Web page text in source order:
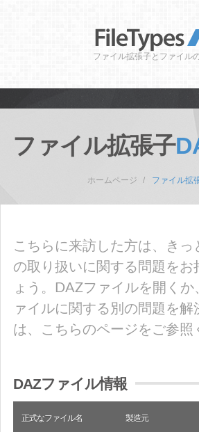
ファイル拡張子とファイル
ファイル拡張子
ホームページ ファイル拡
こちらに来訪した方は、きっ
の取り扱いに関する問題をお
ょう。DAZファイルを開くか
ァイルに関する別の問題を解
は、こちらのページをご参照
DAZファイル情報
正式なファイル名 製造元